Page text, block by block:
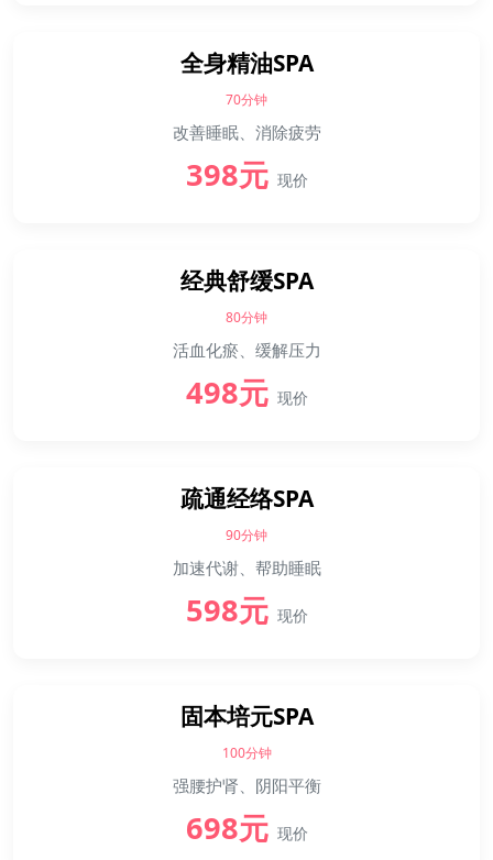
全身精油SPA
70分钟
改善睡眠、消除疲劳
398元 现价
经典舒缓SPA
80分钟
活血化瘀、缓解压力
498元 现价
疏通经络SPA
90分钟
加速代谢、帮助睡眠
598元 现价
固本培元SPA
100分钟
强腰护肾、阴阳平衡
698元 现价